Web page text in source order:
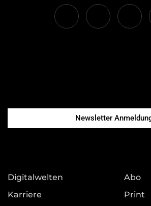
Newsletter
Digitalwelten
Karriere
Abo
Print